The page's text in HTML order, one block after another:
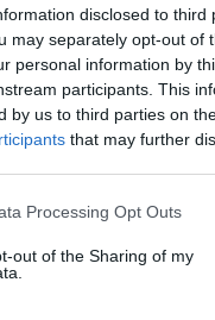
disclosed to third
may separately opt-out of
personal information by
participants. This
by us to third parties on
that may further
this website/app uses one
visit or usage behaviour.
to Google and its
below specified purposes
Processing Opt Outs
out of the Sharing of my
és értesülj a friss
is!